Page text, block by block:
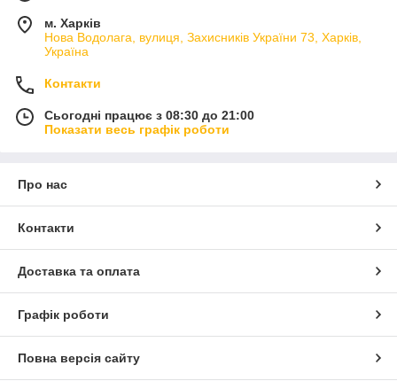
м. Харків
Нова Водолага, вулиця, Захисників України 73, Харків,
Україна
Контакти
Сьогодні працює з 08:30 до 21:00
Показати весь графік роботи
Про нас
Контакти
Доставка та оплата
Графік роботи
Повна версія сайту